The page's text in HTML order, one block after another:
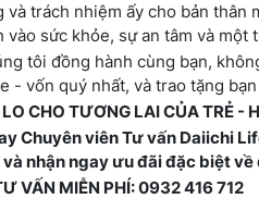
và trách nhiệm ấy cho bản thân
vào sức khỏe, sự an tâm và
tôi đồng hành cùng bạn,
- vốn quý nhất, và trao tặng
CHO TƯƠNG LAI CỦA TRẺ -
Chuyên viên Tư vấn Daiichi
và nhận ngay ưu đãi đặc biệt
VẤN MIỄN PHÍ: 0932 416 712